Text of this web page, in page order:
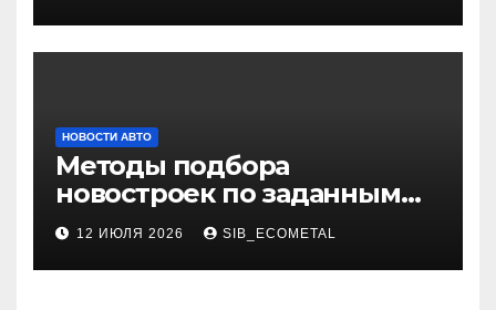
НОВОСТИ АВТО
Методы подбора
новостроек по заданным
критериям
12 ИЮЛЯ 2026 SIB_ECOMETAL